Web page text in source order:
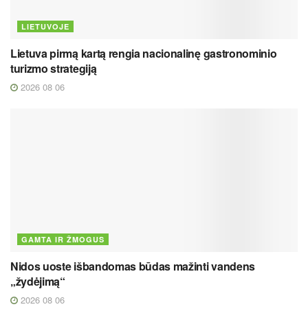
LIETUVOJE
Lietuva pirmą kartą rengia nacionalinę gastronominio
turizmo strategiją
2026 08 06
GAMTA IR ŽMOGUS
Nidos uoste išbandomas būdas mažinti vandens
„žydėjimą“
2026 08 06